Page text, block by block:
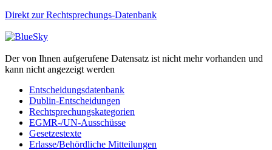
Direkt zur Rechtsprechungs-Datenbank
Der von Ihnen aufgerufene Datensatz ist nicht mehr vorhanden und
kann nicht angezeigt werden
Entscheidungsdatenbank
Dublin-Entscheidungen
Rechtsprechungskategorien
EGMR-/UN-Ausschüsse
Gesetzestexte
Erlasse/Behördliche Mitteilungen